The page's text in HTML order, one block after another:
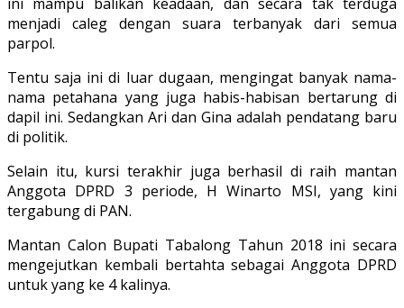
menjadi caleg dengan suara terbanyak dari semua
parpol.
Tentu saja ini di luar dugaan, mengingat banyak nama-
nama petahana yang juga habis-habisan bertarung di
dapil ini. Sedangkan Ari dan Gina adalah pendatang baru
di politik.
Selain itu, kursi terakhir juga berhasil di raih mantan
Anggota DPRD 3 periode, H Winarto MSI, yang kini
tergabung di PAN.
Mantan Calon Bupati Tabalong Tahun 2018 ini secara
mengejutkan kembali bertahta sebagai Anggota DPRD
untuk yang ke 4 kalinya.